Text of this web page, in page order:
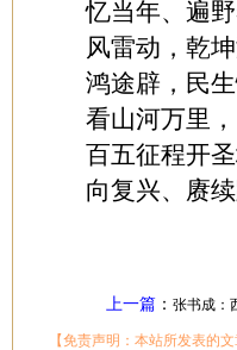
忆当年、遍
风雷动，乾坤
鸿途辟，民生
看山河万里，
百五征程开
向复兴、赓
上一篇： 张书成：
【免责声明：本站所发表的